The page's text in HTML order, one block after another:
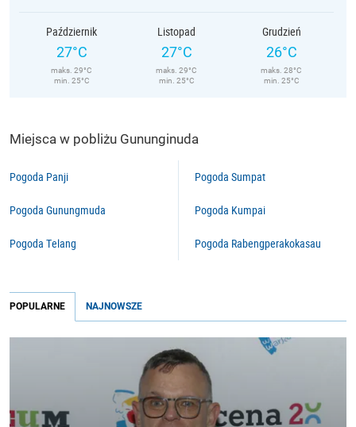
Październik
27°C
maks. 29°C
min. 25°C
Listopad
27°C
maks. 29°C
min. 25°C
Grudzień
26°C
maks. 28°C
min. 25°C
Miejsca w pobliżu Gununginuda
Pogoda Panji
Pogoda Gunungmuda
Pogoda Telang
Pogoda Sumpat
Pogoda Kumpai
Pogoda Rabengperakokasau
POPULARNE NAJNOWSZE